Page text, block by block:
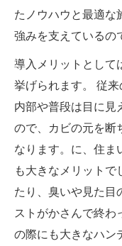
たノウハウと最適な
強みを支えているの
導入メリットとして
挙げられます。 従
内部や普段は目に見
ので、カビの元を断
なります。に、住ま
も大きなメリットで
たり、臭いや見た目
ストがかさんで終わ
の際にも大きなハン